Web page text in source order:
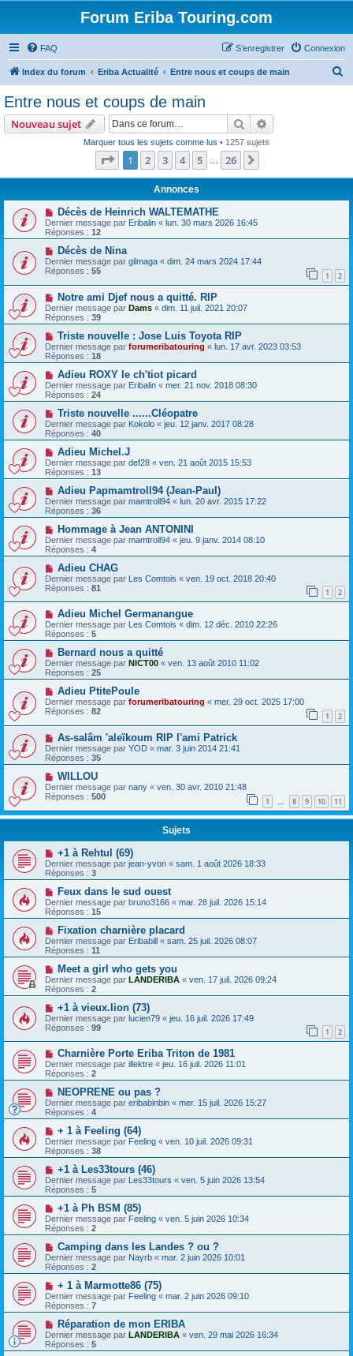
Forum Eriba Touring.com
FAQ Connexion
S’enregistrer
Index du forum Eriba Actualité Entre nous et coups de main
h
r
Entre nous et coups de main
Nouveau sujet Rechercher
Marquer tous les sujets comme lus • 1257 sujets
Page 1sur26
1 2 3 4 5 26
Annonces
Décès de Heinrich WALTEMATHE
Dernier message par Eribalin « lun. 30 mars 2026 16:45
Réponses : 12
Décès de Nina
Dernier message par gilmaga « dim. 24 mars 2024 17:44
Réponses : 55 1 2
Notre ami Djef nous a quitté. RIP
Dernier message par Dams « dim. 11 juil. 2021 20:07
Réponses : 39
Triste nouvelle : Jose Luis Toyota RIP
Dernier message par forumeribatouring « lun. 17 avr. 2023 03:53
Réponses : 18
Adieu ROXY le ch'tiot picard
Dernier message par Eribalin « mer. 21 nov. 2018 08:30
Réponses : 24
Triste nouvelle ......Cléopatre
Dernier message par Kokolo « jeu. 12 janv. 2017 08:28
Réponses : 40
Adieu Michel.J
Dernier message par def28 « ven. 21 août 2015 15:53
Réponses : 13
Adieu Papmamtroll94 (Jean-Paul)
Dernier message par mamtroll94 « lun. 20 avr. 2015 17:22
Réponses : 36
Hommage à Jean ANTONINI
Dernier message par mamtroll94 « jeu. 9 janv. 2014 08:10
Réponses : 4
Adieu CHAG
Dernier message par Les Comtois « ven. 19 oct. 2018 20:40
Réponses : 81 1 2
Adieu Michel Germanangue
Dernier message par Les Comtois « dim. 12 déc. 2010 22:26
Réponses : 5
Bernard nous a quitté
Dernier message par NICT00 « ven. 13 août 2010 11:02
Réponses : 25
Adieu PtitePoule
Dernier message par forumeribatouring « mer. 29 oct. 2025 17:00
Réponses : 82 1 2
As-salâm 'aleïkoum RIP l'ami Patrick
Dernier message par YOD « mar. 3 juin 2014 21:41
Réponses : 35
WILLOU
Dernier message par nany « ven. 30 avr. 2010 21:48
Réponses : 500 1 … 8 9 10 11
Sujets
+1 à Rehtul (69)
Dernier message par jean-yvon « sam. 1 août 2026 18:33
Réponses : 3
Feux dans le sud ouest
Dernier message par bruno3166 « mar. 28 juil. 2026 15:14
Réponses : 15
Fixation charnière placard
Dernier message par Eribabill « sam. 25 juil. 2026 08:07
Réponses : 11
Meet a girl who gets you
Dernier message par LANDERIBA « ven. 17 juil. 2026 09:24
Réponses : 2
+1 à vieux.lion (73)
Dernier message par lucien79 « jeu. 16 juil. 2026 17:49
Réponses : 99 1 2
Charnière Porte Eriba Triton de 1981
Dernier message par illektre « jeu. 16 juil. 2026 11:01
Réponses : 2
NEOPRENE ou pas ?
Dernier message par eribabinbin « mer. 15 juil. 2026 15:27
Réponses : 4
+ 1 à Feeling (64)
Dernier message par Feeling « ven. 10 juil. 2026 09:31
Réponses : 38
+1 à Les33tours (46)
Dernier message par Les33tours « ven. 5 juin 2026 13:54
Réponses : 5
+1 à Ph BSM (85)
Dernier message par Feeling « ven. 5 juin 2026 10:34
Réponses : 2
Camping dans les Landes ? ou ?
Dernier message par Nayrb « mar. 2 juin 2026 10:01
Réponses : 2
+ 1 à Marmotte86 (75)
Dernier message par Feeling « mar. 2 juin 2026 09:10
Réponses : 7
Réparation de mon ERIBA
Dernier message par LANDERIBA « ven. 29 mai 2026 16:34
Réponses : 5